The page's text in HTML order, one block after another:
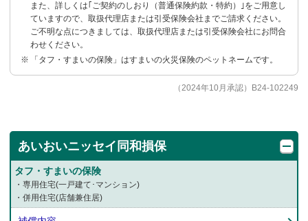
また、詳しくは｢ご契約のしおり（普通保険約款・特約）｣をご用意し
ていますので、取扱代理店または引受保険会社までご請求ください。
ご不明な点につきましては、取扱代理店または引受保険会社にお問合
わせください。
「タフ・すまいの保険」はすまいの火災保険のペットネームです。
（2024年10月承認）B24-102249
あいおいニッセイ 同和損保
タフ・すまいの保険
・専用住宅(一戸建て･マンション)
・併用住宅(店舗兼住居)